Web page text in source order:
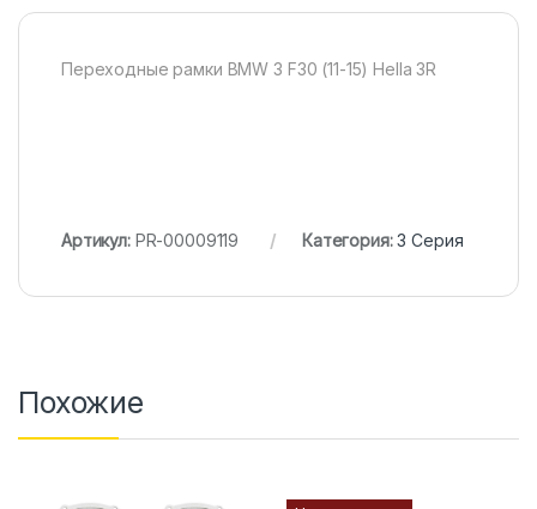
Переходные рамки BMW 3 F30 (11-15) Hella 3R
Артикул: PR-00009119 Категория:3 Серия
Похожие